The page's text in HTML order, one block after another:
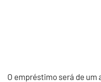
O empréstimo será de